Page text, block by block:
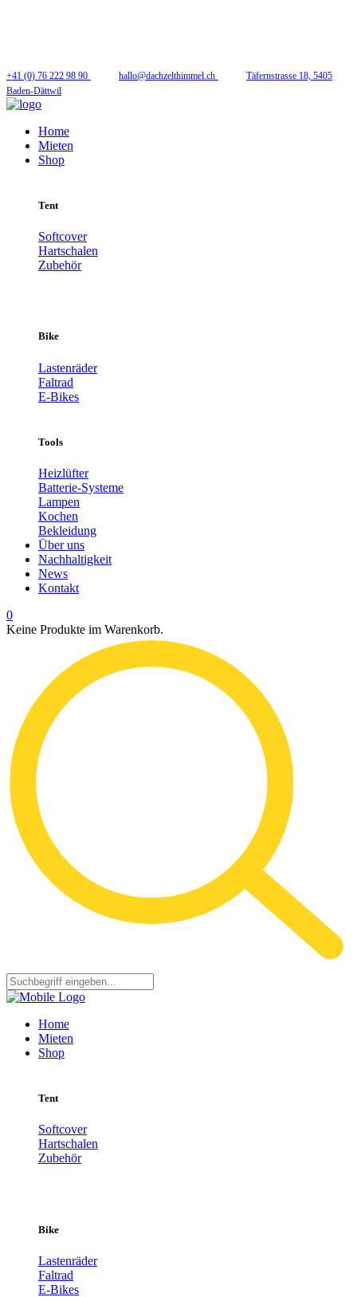
+41 (0) 76 222 98 90 hallo@dachzelthimmel.ch
Täfernstrasse 18, 5405
Baden-Dättwil
Home
Mieten
Shop
Tent
Softcover
Hartschalen
Zubehör
Bike
Lastenräder
Faltrad
E-Bikes
Tools
Heizlüfter
Batterie-Systeme
Lampen
Kochen
Bekleidung
Über uns
Nachhaltigkeit
News
Kontakt
0
Keine Produkte im Warenkorb.
Home
Mieten
Shop
Tent
Softcover
Hartschalen
Zubehör
Bike
Lastenräder
Faltrad
E-Bikes